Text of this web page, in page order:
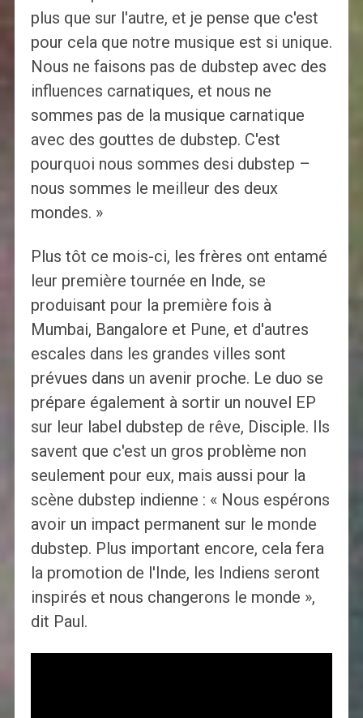
plus que sur l'autre, et je pense que c'est
pour cela que notre musique est si unique.
Nous ne faisons pas de dubstep avec des
influences carnatiques, et nous ne
sommes pas de la musique carnatique
avec des gouttes de dubstep. C'est
pourquoi nous sommes desi dubstep –
nous sommes le meilleur des deux
mondes. »
Plus tôt ce mois-ci, les frères ont entamé
leur première tournée en Inde, se
produisant pour la première fois à
Mumbai, Bangalore et Pune, et d'autres
escales dans les grandes villes sont
prévues dans un avenir proche. Le duo se
prépare également à sortir un nouvel EP
sur leur label dubstep de rêve, Disciple. Ils
savent que c'est un gros problème non
seulement pour eux, mais aussi pour la
scène dubstep indienne : « Nous espérons
avoir un impact permanent sur le monde
dubstep. Plus important encore, cela fera
la promotion de l'Inde, les Indiens seront
inspirés et nous changerons le monde »,
dit Paul.